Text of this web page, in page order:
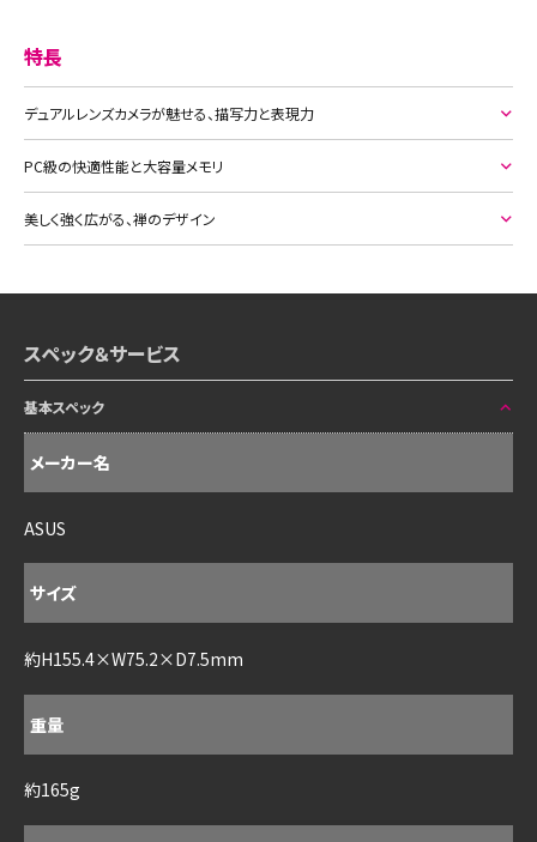
特長
デュアルレンズカメラが魅せる、描写力と表現力
PC級の快適性能と大容量メモリ
美しく強く広がる、禅のデザイン
スペック＆サービス
基本スペック
メーカー名
ASUS
サイズ
約H155.4×W75.2×D7.5mm
重量
約165g